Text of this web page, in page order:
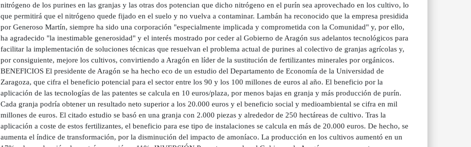
nitrógeno de los purines en las granjas y las otras dos potencian que dicho nitrógeno en el purín sea aprovechado en los cultivo, lo
que permitirá que el nitrógeno quede fijado en el suelo y no vuelva a contaminar. Lambán ha reconocido que la empresa presidida
por Generoso Martín, siempre ha sido una corporación "especialmente implicada y comprometida con la Comunidad" y, por ello,
ha agradecido "la inestimable generosidad" y el interés mostrado por ceder al Gobierno de Aragón sus adelantos tecnológicos para
facilitar la implementación de soluciones técnicas que resuelvan el problema actual de purines al colectivo de granjas agrícolas y,
por consiguiente, mejore los cultivos, convirtiendo a Aragón en líder de la sustitución de fertilizantes minerales por orgánicos.
BENEFICIOS El presidente de Aragón se ha hecho eco de un estudio del Departamento de Economía de la Universidad de
Zaragoza, que cifra el beneficio potencial para el sector entre los 90 y los 100 millones de euros al año. El beneficio por la
aplicación de las tecnologías de las patentes se calcula en 10 euros/plaza, por menos bajas en granja y más producción de purín.
Cada granja podría obtener un resultado neto superior a los 20.000 euros y el beneficio social y medioambiental se cifra en mil
millones de euros. El citado estudio se basó en una granja con 2.000 piezas y alrededor de 250 hectáreas de cultivo. Tras la
aplicación a coste de estos fertilizantes, el beneficio para ese tipo de instalaciones se calcula en más de 20.000 euros. De hecho, se
aumenta el índice de transformación, por la disminución del impacto de amoníaco. La producción en los cultivos aumentó en un